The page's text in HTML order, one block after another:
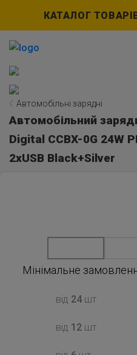
КАТАЛОГ
Автомобільні зарядні
Автомобільний
Digital CCBX-0G 24W
2xUSB Black+Silver
Мінімальне
від 24шт
від 12шт